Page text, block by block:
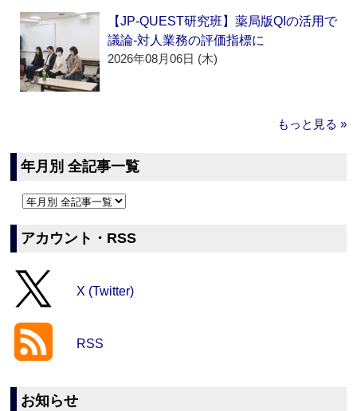
【JP-QUEST研究班】薬局版QIの活用で
議論‐対人業務の評価指標に
2026年08月06日 (木)
もっと見る »
年月別 全記事一覧
アカウント・RSS
X (Twitter)
RSS
お知らせ